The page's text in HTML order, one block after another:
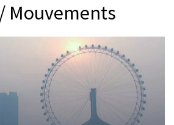
Mouvements